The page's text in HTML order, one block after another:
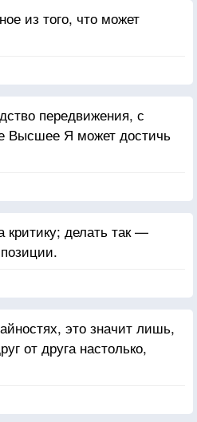
из того, что может
передвижения, с
Высшее Я может достичь
критику; делать так —
это значит лишь,
от друга настолько,